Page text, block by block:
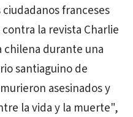
franceses
la revista Charlie
chilena durante una
santiaguino de
asesinados y
la vida y la muerte",